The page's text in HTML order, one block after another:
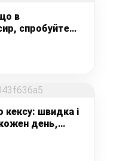
в
спробуйте
кексу: швидка і
день,